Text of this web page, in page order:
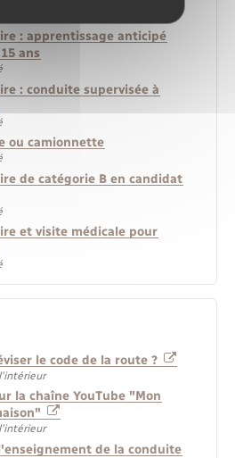
: apprentissage anticipé
ans
: conduite supervisée à
ou camionnette
de catégorie B en candidat
et visite médicale pour
le code de la route ?
la chaîne YouTube "Mon
de la conduite